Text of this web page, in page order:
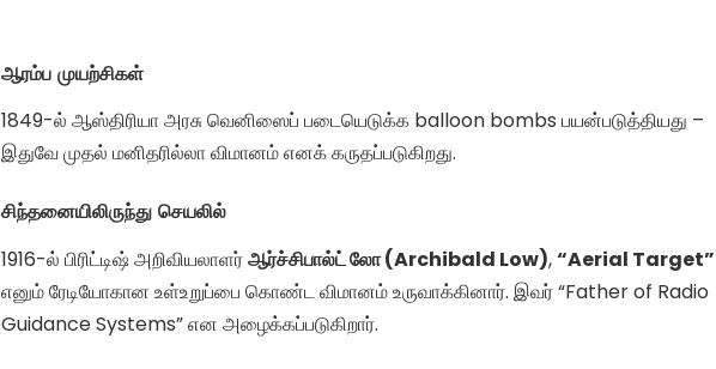
ஆரம்ப முயற்சிகள்
1849-ல் ஆஸ்திரியா அரசு வெனிஸைப் படையெடுக்க balloon bombs பயன்படுத்தியது –
இதுவே முதல் மனிதரில்லா விமானம் எனக் கருதப்படுகிறது.
சிந்தனையிலிருந்து செயலில்
1916-ல் பிரிட்டிஷ் அறிவியலாளர்ஆர்ச்சிபால்ட் லோ (Archibald Low),“Aerial Target”
எனும் ரேடியோகான உள்உறுப்பை கொண்ட விமானம் உருவாக்கினார். இவர் “Father of Radio
Guidance Systems” என அழைக்கப்படுகிறார்.